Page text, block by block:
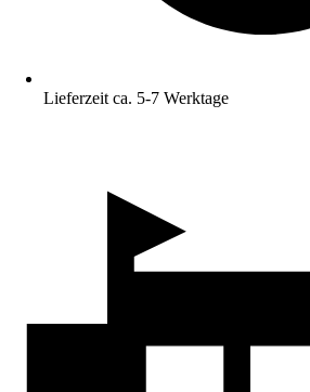
Lieferzeit ca. 5-7 Werktage